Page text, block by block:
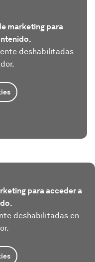
marketing para
deshabilitadas
para acceder a
deshabilitadas en